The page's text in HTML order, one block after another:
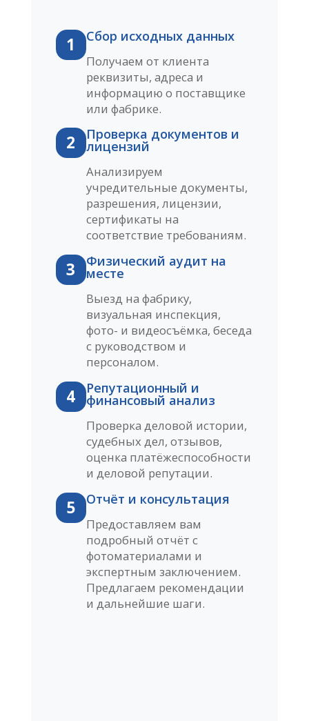
1 Сбор исходных данных
Получаем от клиента
реквизиты, адреса и
информацию о поставщике
или фабрике.
2 Проверка документов и
лицензий
Анализируем
учредительные документы,
разрешения, лицензии,
сертификаты на
соответствие требованиям.
3 Физический аудит на
месте
Выезд на фабрику,
визуальная инспекция,
фото- и видеосъёмка, беседа
с руководством и
персоналом.
4 Репутационный и
финансовый анализ
Проверка деловой истории,
судебных дел, отзывов,
оценка платёжеспособности
и деловой репутации.
5 Отчёт и консультация
Предоставляем вам
подробный отчёт с
фотоматериалами и
экспертным заключением.
Предлагаем рекомендации
и дальнейшие шаги.